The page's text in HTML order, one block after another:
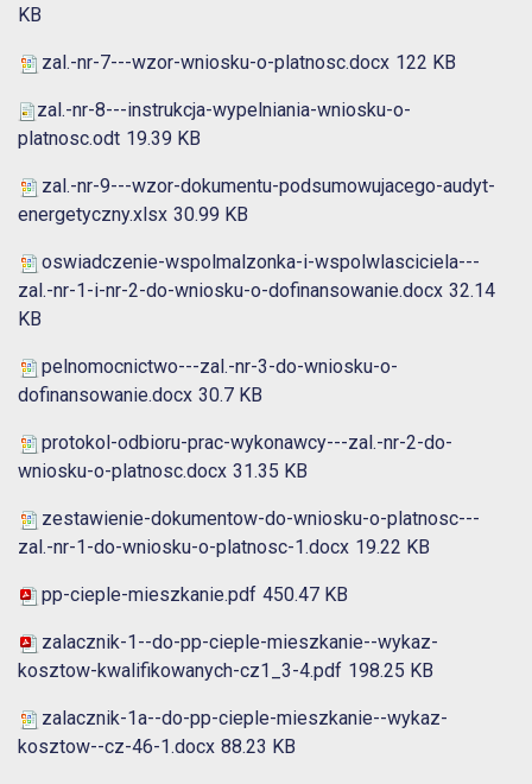
KB
zal.-nr-7---wzor-wniosku-o-platnosc.docx 122 KB
zal.-nr-8---instrukcja-wypelniania-wniosku-o-
platnosc.odt 19.39 KB
zal.-nr-9---wzor-dokumentu-podsumowujacego-audyt-
energetyczny.xlsx 30.99 KB
oswiadczenie-wspolmalzonka-i-wspolwlasciciela---
zal.-nr-1-i-nr-2-do-wniosku-o-dofinansowanie.docx 32.14
KB
pelnomocnictwo---zal.-nr-3-do-wniosku-o-
dofinansowanie.docx 30.7 KB
protokol-odbioru-prac-wykonawcy---zal.-nr-2-do-
wniosku-o-platnosc.docx 31.35 KB
zestawienie-dokumentow-do-wniosku-o-platnosc---
zal.-nr-1-do-wniosku-o-platnosc-1.docx 19.22 KB
pp-cieple-mieszkanie.pdf 450.47 KB
zalacznik-1--do-pp-cieple-mieszkanie--wykaz-
kosztow-kwalifikowanych-cz1_3-4.pdf 198.25 KB
zalacznik-1a--do-pp-cieple-mieszkanie--wykaz-
kosztow--cz-46-1.docx 88.23 KB